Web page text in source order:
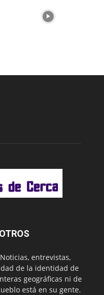
entrevistas,
de la identidad de
geográficas ni de
está en su gente.